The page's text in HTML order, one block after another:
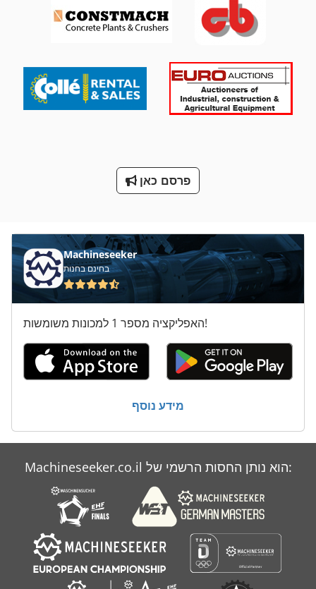
יחידת דבק
מדחס Ff
נייד הלהקה ראה
פרסם כאן
Machineseeker
בחינם בחנות
האפליקציה מספר 1 למכונות משומשות!
מידע נוסף
Machineseeker.co.il הוא נותן החסות הרשמי של: